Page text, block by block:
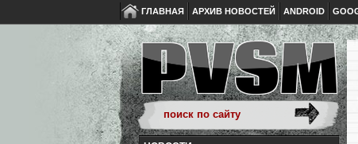
ГЛАВНАЯ АРХИВ НОВОСТЕЙ ANDROID